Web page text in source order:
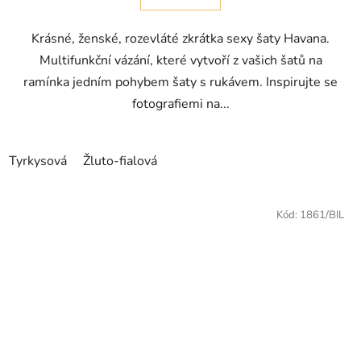
Krásné, ženské, rozevláté zkrátka sexy šaty Havana.
Multifunkční vázání, které vytvoří z vašich šatů na
ramínka jedním pohybem šaty s rukávem. Inspirujte se
fotografiemi na...
Tyrkysová Žluto-fialová
Kód: 1861/BIL